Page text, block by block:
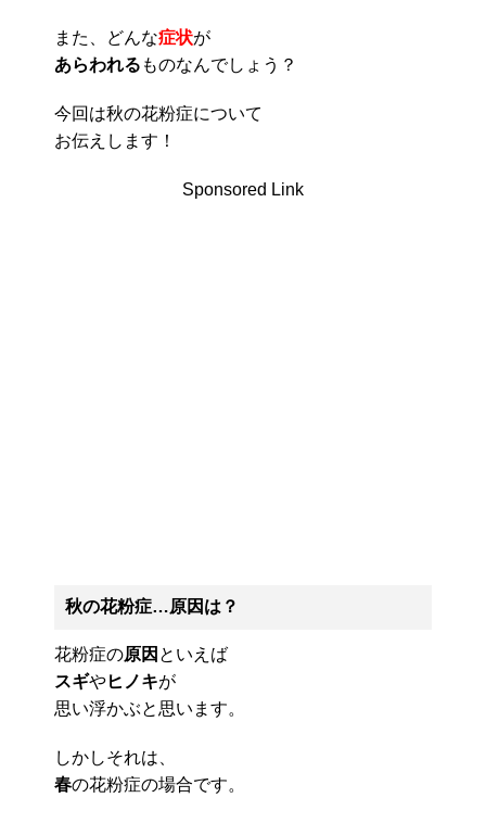
また、どんな症状が
あらわれる ものなんでしょう？
今回は秋の花粉症について
お伝えします！
Sponsored Link
秋の花粉症…原因は？
花粉症の原因 といえば
スギやヒノキが
思い浮かぶと思います。
しかしそれは、
春の花粉症の場合です。